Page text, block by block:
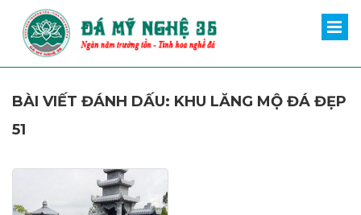
BÀI VIẾT ĐÁNH DẤU: KHU LĂNG MỘ ĐÁ ĐẸP
51